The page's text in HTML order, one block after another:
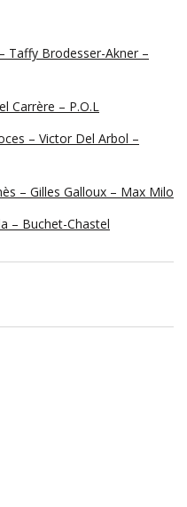
Taffy Brodesser-Akner –
Carrère – P.O.L
– Victor Del Arbol –
– Gilles Galloux – Max Milo
– Buchet-Chastel